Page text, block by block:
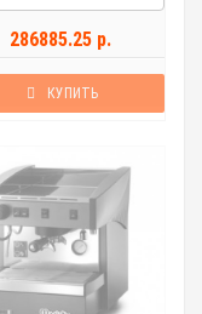
286885.25 р.
КУПИТЬ